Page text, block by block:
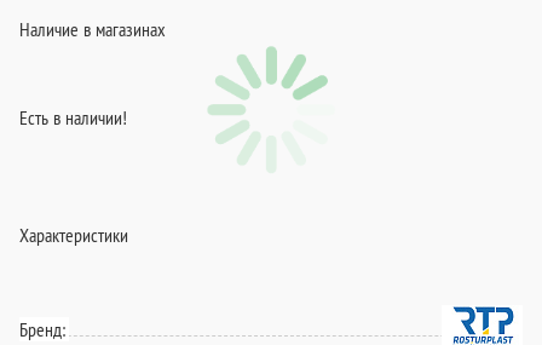
Наличие в магазинах
Есть в наличии!
Характеристики
Бренд: